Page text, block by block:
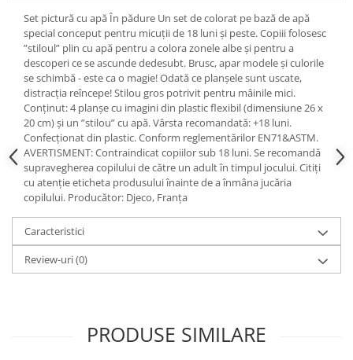
Set pictură cu apă În pădure Un set de colorat pe bază de apă
special conceput pentru micuții de 18 luni și peste. Copiii folosesc
”stiloul” plin cu apă pentru a colora zonele albe și pentru a
descoperi ce se ascunde dedesubt. Brusc, apar modele și culorile
se schimbă - este ca o magie! Odată ce planșele sunt uscate,
distracția reîncepe! Stilou gros potrivit pentru mâinile mici.
Conținut: 4 planșe cu imagini din plastic flexibil (dimensiune 26 x
20 cm) și un ”stilou” cu apă. Vârsta recomandată: +18 luni.
Confecționat din plastic. Conform reglementărilor EN71&ASTM.
AVERTISMENT: Contraindicat copiilor sub 18 luni. Se recomandă
supravegherea copilului de către un adult în timpul jocului. Citiți
cu atenție eticheta produsului înainte de a înmâna jucăria
copilului. Producător: Djeco, Franța
Caracteristici
Review-uri(0)
PRODUSE SIMILARE